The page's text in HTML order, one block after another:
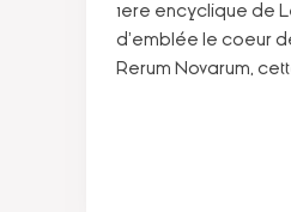
1ere encyclique de
d'emblée le coeur
Rerum Novarum,